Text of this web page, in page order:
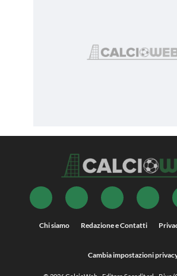
Chi siamo Redazione e Contatti
Cambia impostazioni